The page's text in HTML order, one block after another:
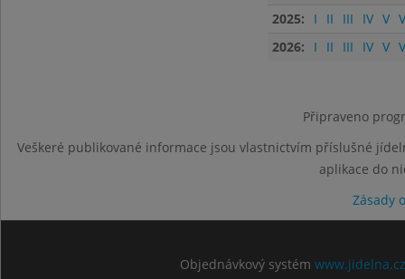
2025:
I II III IV V
2026:
I II III IV V
Připraveno
Veškeré publikované informace jsou vlastnictvím příslušné
aplikace do
Zásady
Objednávkový systém www.jidelna.cz